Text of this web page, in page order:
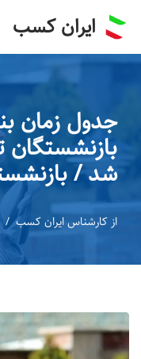
پرش
به
ایران کسب
جدول زمان
بازنشستگان
شد /
از کارشناس ایران کسب